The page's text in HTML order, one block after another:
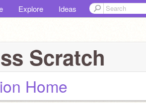
Explore Ideas
Scratch
Home